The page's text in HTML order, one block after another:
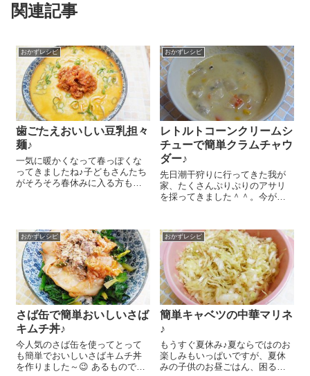
関連記事
おかずレシピ
歯ごたえおいしい豆乳担々
麺♪
一気に暖かくなって春っぽくな
ってきましたね♪子どもさんたち
がそろそろ春休みに入る方もた
みがマイルドになるので辛いの
が苦手な方に...
おかずレシピ
レトルトコーンクリームシ
チューで簡単クラムチャウ
ダー♪
先日潮干狩りに行ってきた我が
家、たくさんぷりぷりのアサリ
を採ってきました＾＾。今が旬
作ってみましたよ(#^.^#) 砂抜き
したアサリを酒蒸しにして身を
貝から取り出します。缶詰など
の...
おかずレシピ
さば缶で簡単おいしいさば
キムチ丼♪
今人気のさば缶を使ってとって
も簡単でおいしいさばキムチ丼
を作りました～😉 あるものでぱ
おかずレシピ
簡単キャベツの中華マリネ
♪
もうすぐ夏休み♪夏ならではのお
楽しみもいっぱいですが、夏休
みの子供のお昼ごはん、困るん